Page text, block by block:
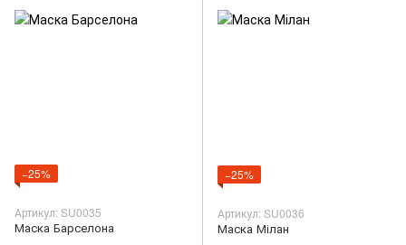
−25%
Артикул: SU0035
Маска Барселона
−25%
Артикул: SU0036
Маска Мілан